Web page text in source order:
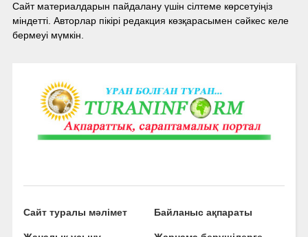
Сайт материалдарын пайдалану үшін сілтеме көрсетуіңіз
міндетті. Авторлар пікірі редакция көзқарасымен сәйкес келе
бермеуі мүмкін.
Сайт туралы мәлімет Байланыс ақпараты